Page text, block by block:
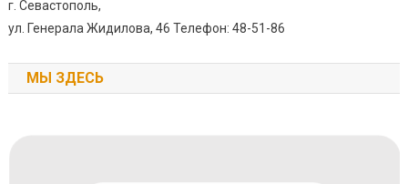
г. Севастополь,
ул. Генерала Жидилова, 46 Телефон: 48-51-86
МЫ ЗДЕСЬ